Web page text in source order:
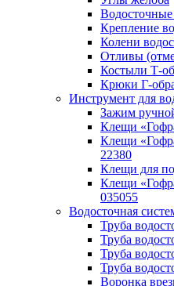
Крепление
Колени
Отливы
Костыли Т-
Крюки Г-
Инструмент для
Зажим
Клещи
Клещи
22380
Клещи для
Клещи
035055
Водосточная
Труба
Труба
Труба
Труба
Воронка